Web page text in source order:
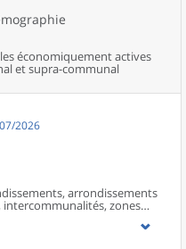
économiquement actives
et supra-communal
2026
arrondissements
zones
et aires d’attraction des